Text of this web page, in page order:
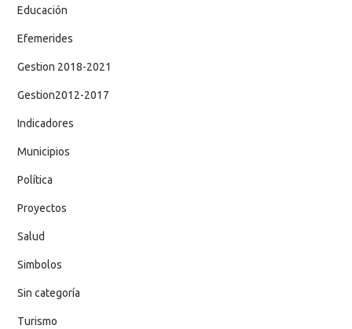
Educación
Efemerides
Gestion 2018-2021
Gestion2012-2017
Indicadores
Municipios
Política
Proyectos
Salud
Simbolos
Sin categoría
Turismo